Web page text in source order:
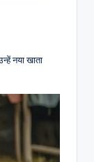
नया खाता